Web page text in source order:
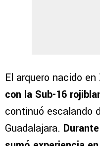
El arquero nacido en
con la Sub-16
continuó escalando
Guadalajara.